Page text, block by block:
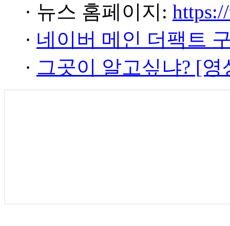
· 뉴스 홈페이지:
· 네이버 메인 더팩트
· 그곳이 알고싶냐? [